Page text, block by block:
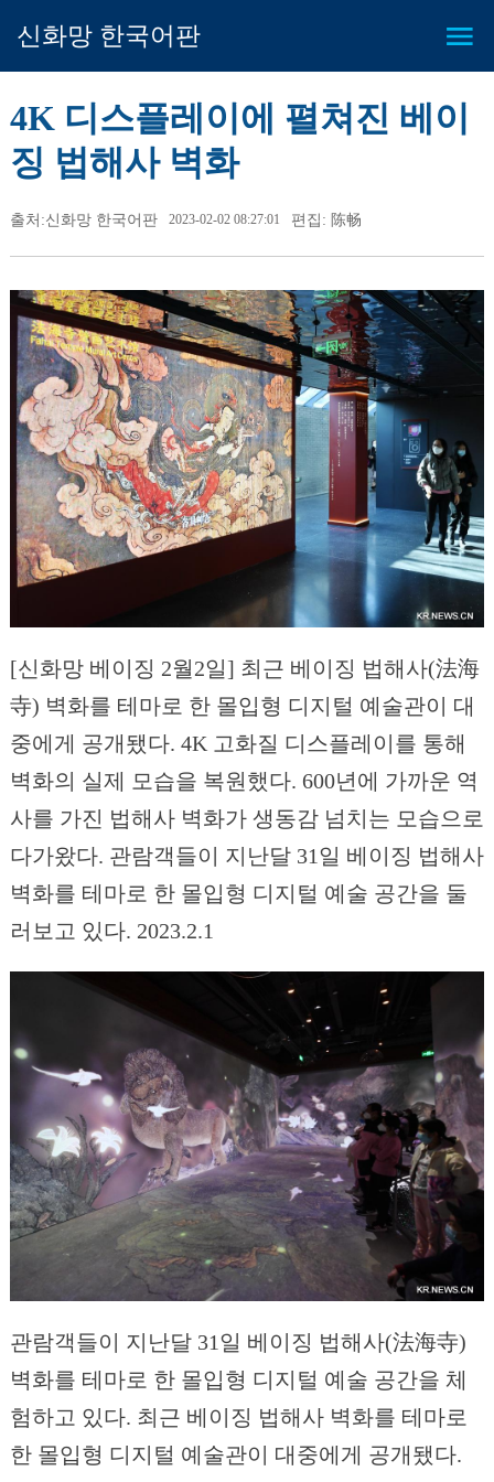
신화망 한국어판
4K 디스플레이에 펼쳐진 베이
징 법해사 벽화
출처:신화망 한국어판 2023-02-02 08:27:01 편집: 陈畅
[신화망 베이징 2월2일] 최근 베이징 법해사(法海
寺) 벽화를 테마로 한 몰입형 디지털 예술관이 대
중에게 공개됐다. 4K 고화질 디스플레이를 통해
벽화의 실제 모습을 복원했다. 600년에 가까운 역
사를 가진 법해사 벽화가 생동감 넘치는 모습으로
다가왔다. 관람객들이 지난달 31일 베이징 법해사
벽화를 테마로 한 몰입형 디지털 예술 공간을 둘
러보고 있다. 2023.2.1
관람객들이 지난달 31일 베이징 법해사(法海寺)
벽화를 테마로 한 몰입형 디지털 예술 공간을 체
험하고 있다. 최근 베이징 법해사 벽화를 테마로
한 몰입형 디지털 예술관이 대중에게 공개됐다.